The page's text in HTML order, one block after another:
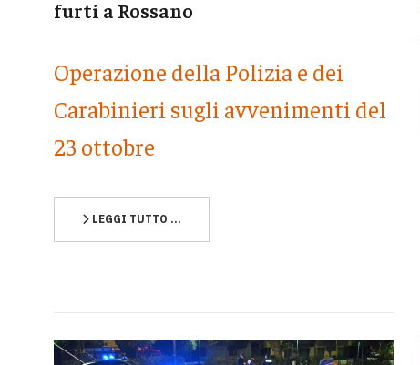
furti a Rossano
Operazione della Polizia e dei
Carabinieri sugli avvenimenti del
23 ottobre
LEGGI TUTTO …